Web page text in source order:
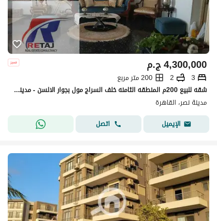
ج.م4,300,000
3
2
200 متر مربع
شقه للبيع 200م المنطقه الثامنه خلف السراج مول بجوار الالسن - مدينة نصر .
مدينة نصر، القاهرة
الإيميل
اتصل